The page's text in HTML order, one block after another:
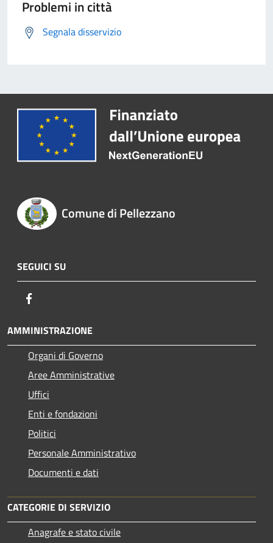
Problemi in città
Segnala disservizio
Comune di Pellezzano
SEGUICI SU
AMMINISTRAZIONE
Organi di Governo
Aree Amministrative
Uffici
Enti e fondazioni
Politici
Personale Amministrativo
Documenti e dati
CATEGORIE DI SERVIZIO
Anagrafe e stato civile